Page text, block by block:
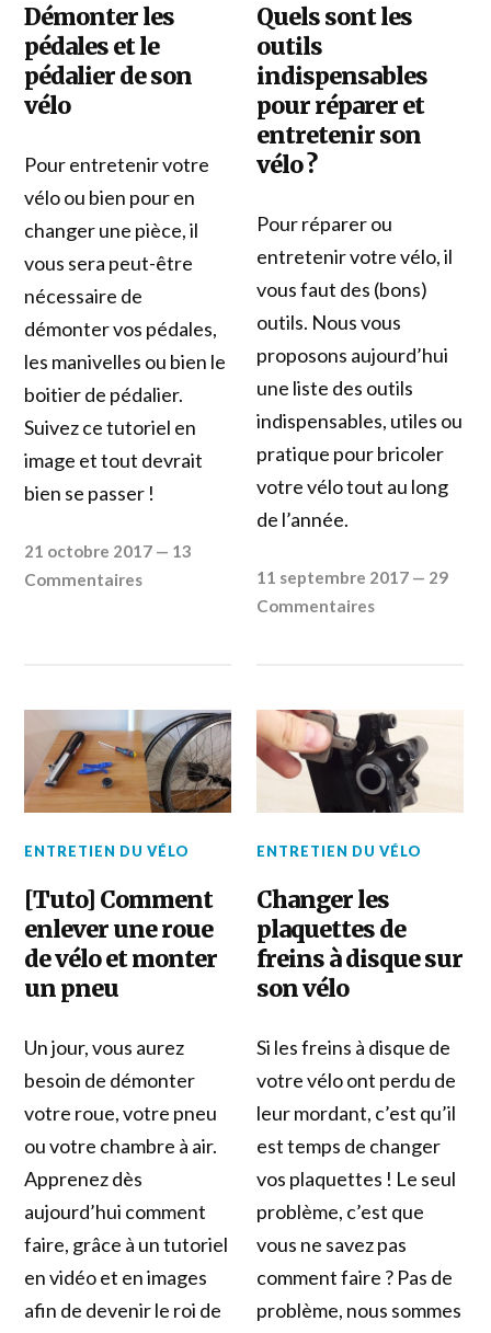
Démonter les
pédales et le
pédalier de son
vélo
Pour entretenir votre
vélo ou bien pour en
changer une pièce, il
vous sera peut-être
nécessaire de
démonter vos pédales,
les manivelles ou bien le
boitier de pédalier.
Suivez ce tutoriel en
image et tout devrait
bien se passer !
21 octobre 2017 — 13
Commentaires
Quels sont les
outils
indispensables
pour réparer et
entretenir son
vélo ?
Pour réparer ou
entretenir votre vélo, il
vous faut des (bons)
outils. Nous vous
proposons aujourd’hui
une liste des outils
indispensables, utiles ou
pratique pour bricoler
votre vélo tout au long
de l’année.
11 septembre 2017 — 29
Commentaires
ENTRETIEN DU VÉLO
[Tuto] Comment
enlever une roue
de vélo et monter
un pneu
Un jour, vous aurez
besoin de démonter
votre roue, votre pneu
ou votre chambre à air.
Apprenez dès
aujourd’hui comment
faire, grâce à un tutoriel
en vidéo et en images
afin de devenir le roi de
ENTRETIEN DU VÉLO
Changer les
plaquettes de
freins à disque sur
son vélo
Si les freins à disque de
votre vélo ont perdu de
leur mordant, c’est qu’il
est temps de changer
vos plaquettes ! Le seul
problème, c’est que
vous ne savez pas
comment faire ? Pas de
problème, nous sommes